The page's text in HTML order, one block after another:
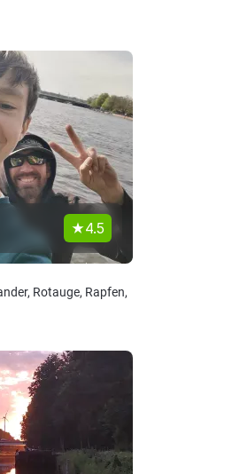
4.5
Rotauge, Rapfen,